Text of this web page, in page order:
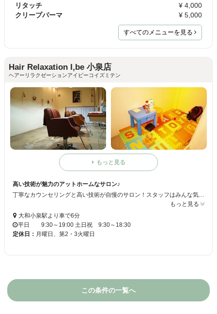
リタッチ
¥ 4,000
クリープパーマ
¥ 5,000
すべてのメニューを見る
Hair Relaxation I,be 小泉店
ヘアーリラクゼーションアイビーコイズミテン
もっと見る
高い技術が魅力のアットホームなサロン♪
丁寧なカウンセリングと高い技術が自慢のサロン！スタッフはみんな気さくでフレンドリーなので、リラックスして過ごしていただけます♪駐車場があるので車での来店OK！キッズルームを完備しているので、主婦の方も気軽にお越しください☆ミ
もっと見る
大和小泉駅より車で6分
平日 9:30～19:00 土日祝 9:30～18:30
定休日： 月曜日、第2・3火曜日
この条件の一覧へ